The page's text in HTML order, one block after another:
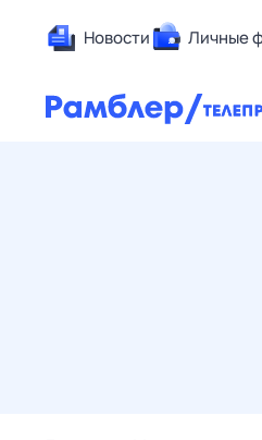
Новости Личные